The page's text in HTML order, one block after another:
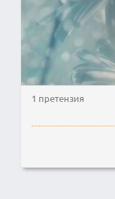
1 претензия